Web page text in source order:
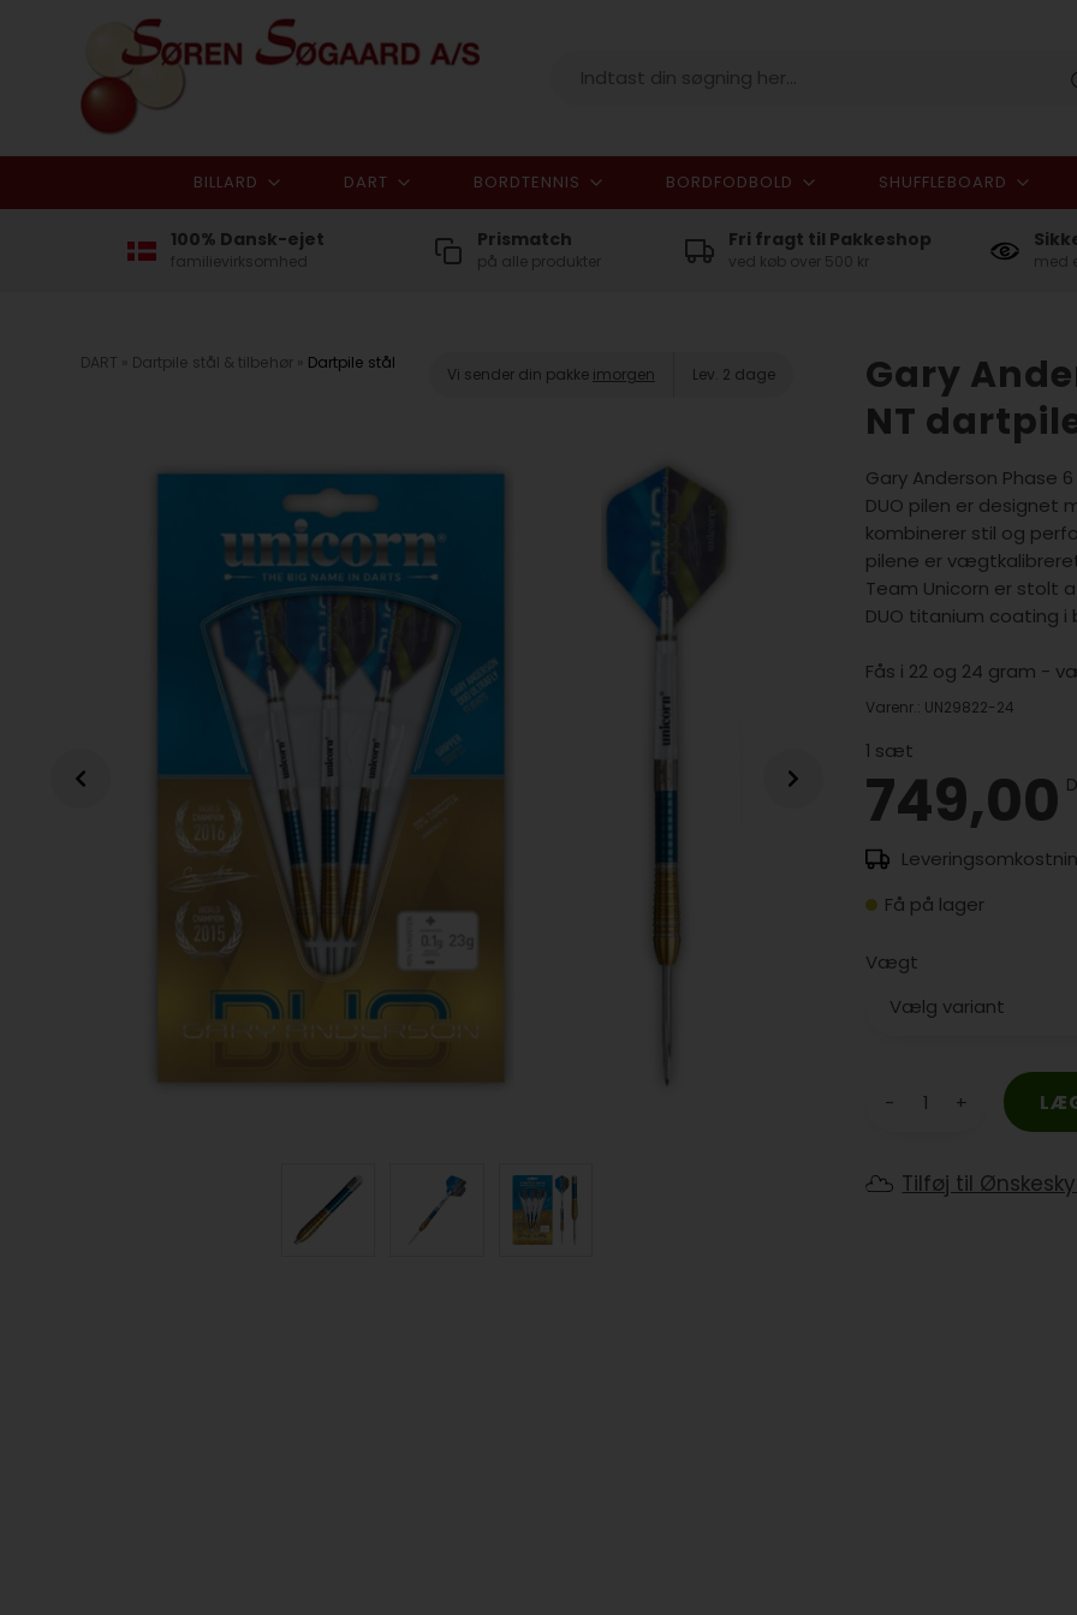
I alt
BILLARD DART BORDTENNIS BORDFODBOLD SHUFFLEBOARD
100% Dansk-ejet
familievirksomhed
Prismatch
på alle produkter
Fri fragt til Pakkeshop
ved køb over 500 kr med
DART » Dartpile stål & tilbehør » Dartpile stål
Vi sender din pakke imorgen Lev. 2 dage
Gary
NT
Gary Anderson Phase
DUO pilen er
kombinerer stil og
pilene er
Team Unicorn er stolt
DUO titanium coating i
Fås i 22 og 24 gram -
Varenr.: UN29822-24
1 sæt
749,00
Få på lager
Vægt
- +
Tilføj til